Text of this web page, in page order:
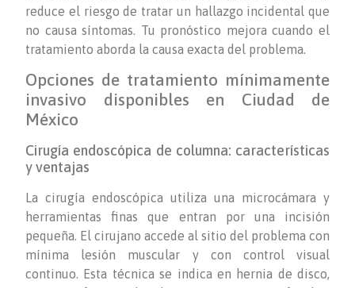
reduce el riesgo de tratar un hallazgo incidental que
no causa síntomas. Tu pronóstico mejora cuando el
tratamiento aborda la causa exacta del problema.
Opciones de tratamiento mínimamente
invasivo disponibles en Ciudad de
México
Cirugía endoscópica de columna: características
y ventajas
La cirugía endoscópica utiliza una microcámara y
herramientas finas que entran por una incisión
pequeña. El cirujano accede al sitio del problema con
mínima lesión muscular y con control visual
continuo. Esta técnica se indica en hernia de disco,